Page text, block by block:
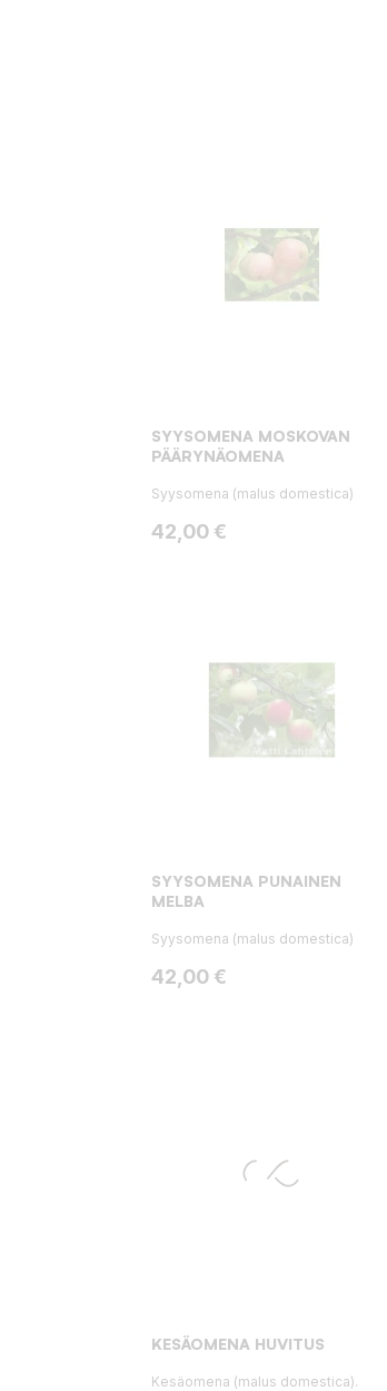
SYYSOMENA MOSKOVAN
PÄÄRYNÄOMENA
Syysomena (malus domestica)
Hinta
42,00 €
SYYSOMENA PUNAINEN
MELBA
Syysomena (malus domestica)
Hinta
42,00 €
KESÄOMENA HUVITUS
Kesäomena (malus domestica).